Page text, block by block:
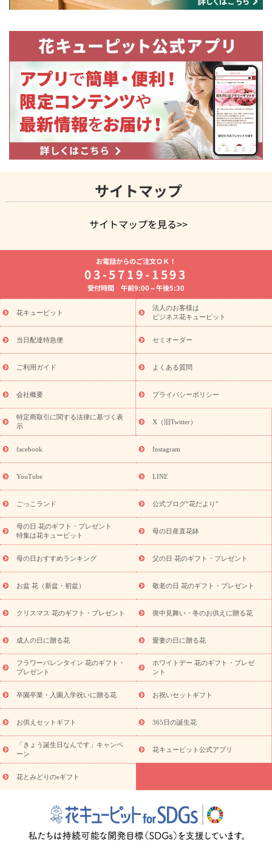
サイトマップ
サイトマップを見る>>
よく贈られる花
お祝いの花特集
誕生日フラワーギフト特集
8月の誕生花(トルコキキョウ)
開店・開業祝い
お供え・お悔やみ お供え・お悔やみの花
通夜・葬儀に贈る花 胡蝶蘭・花鉢
ーブドフラワー
季節のイベント
ひまわり ギフト・プレゼント
特集
お盆 花（新盆・初盆） 季節のイベント
お盆 花（新
盆・初盆）
お盆 花（新盆・初盆）
お盆・お供え 花とセットギ
フト
お盆・お供え プリザーブドフラワー
ひまわり ギフト・プ
レゼント特集
夏の花贈り・お中元・暑中見舞い 花のギフト特集
敬老の日におくる花ギフト・プレゼント特集
花ギフト・プレゼント特集
敬老の日 花のおすすめランキング
敬
老の日 花鉢植えのギフト・プレゼント特集
敬老の日 花とセットギ
フト・プレゼント特集
敬老の日の花 全てのギフト一覧
キャン
ペーン
映画『ウォーターガーディアンズ』コラボキャンペーン
「きょう誕生日なんです」キャンペーン
誕生日の花を探す
誕生日フラワーギフト 誕生日フラワーギフト特集
(トルコキキョウ)
9月の誕生花(リンドウ)
ら探す
お祝いの花特集 当日配達特急便 お祝い商品一覧
念日
結婚祝い 出産祝い 退院祝い・快気祝い
寿祝い
プチギフト ペットのお祝いフラワー
供え・お悔やみ商品一覧
お供え・お悔やみの花
四十九日法要以
お供え プリザーブドフラワー
ペットのお供えフラワー
お盆（新
盆・初盆）
その他 お祝い返し お見舞い
お取り寄せギフト
ビジネス用
ご自宅用 観葉植物 ミディ胡蝶蘭
プリザーブ
ドフラワー
スタイルから探す アレンジメント 花束
スタ
ンド花
お祝い お供え・お悔やみ 胡蝶蘭 胡蝶蘭・花鉢
ディ胡蝶蘭・お祝い
ミディ胡蝶蘭・お供え
世界初の青色胡蝶蘭
観葉植物
観葉植物 産直多肉植物
プリザーブドフラワー
お祝い
お供え・お悔やみ 花とセットギフト
セミオーダー
プチギフト（hanamore -ハナモア-）
花とみどりのeギフト
キューピットのeGfit
カラー ピンク イエローオレンジ
レッ
ド
お花の種類 トルコキキョウ
お祝い お祝い・3000円～ お祝い・4000円～
お祝い・
5000円～
お祝い・7000円～ お祝い・ 10000円～
お供え・お
悔やみ
円～
お供え・お悔やみ・
いのマナー
定年退職祝いのマナー
お祝いを贈るときのマナー・
花キューピットのお祝いコラム一覧
誕生日のお花を「色
彩心理学」で選ぶ方法
結婚祝いの予算相場
出産祝いお役立ち情
お電話からのご注文ＯＫ！
03-5719-1593
受付時間 午前9:00～午後5:30
花キューピット
法人のお客様は
ビジネス花キューピット
当日配達特急便 セミオーダー
ご利用ガイド よくある質問
会社概要 プライバシーポリシー
特定商取引に関する法律に基づく表
示
X（旧Twitter）
facebook Instagram
YouTube LINE
ごっこランド 公式ブログ“花だより”
母の日 花のギフト・プレゼント
特集は花キューピット
母の日産直花鉢
母の日おすすめランキング 父の日 花のギフト・プレゼント
お盆 花（新盆・初盆） 敬老の日 花のギフト・プレゼント
クリスマス 花のギフト・プレゼント 喪中見舞い・冬のお供えに贈る花
成人の日に贈る花 愛妻の日に贈る花
フラワーバレンタイン 花のギフト・
プレゼント
ホワイトデー 花のギフト・プレゼ
ント
卒園卒業・入園入学祝いに贈る花 お祝いセットギフト
お供えセットギフト 365日の誕生花
「きょう誕生日なんです」キャンペ
ーン
花キューピット公式アプリ
花とみどりのeギフト